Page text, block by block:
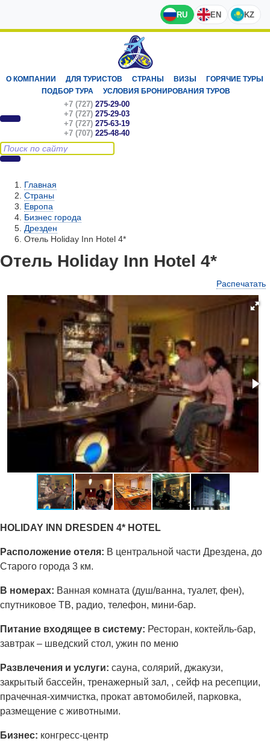
RU EN KZ
О КОМПАНИИ ДЛЯ ТУРИСТОВ СТРАНЫ ВИЗЫ
ГОРЯЧИЕ ТУРЫ
ПОДБОР ТУРА
УСЛОВИЯ БРОНИРОВАНИЯ ТУРОВ
+7 (727) 275-29-00
+7 (727) 275-29-03
+7 (727) 275-63-19
+7 (707) 225-48-40
Главная
Страны
Европа
Бизнес города
Дрезден
Отель Holiday Inn Hotel 4*
Отель Holiday Inn Hotel 4*
Распечатать
HOLIDAY INN DRESDEN 4* HOTEL
Расположение отеля: В центральной части Дрездена, до
Старого города 3 км.
В номерах: Ванная комната (душ/ванна, туалет, фен),
спутниковое ТВ, радио, телефон, мини-бар.
Питание входящее в систему: Ресторан, коктейль-бар,
завтрак – шведский стол, ужин по меню
Развлечения и услуги: сауна, солярий, джакузи,
закрытый бассейн, тренажерный зал, , сейф на ресепции,
прачечная-химчистка, прокат автомобилей, парковка,
размещение с животными.
Бизнес: конгресс-центр